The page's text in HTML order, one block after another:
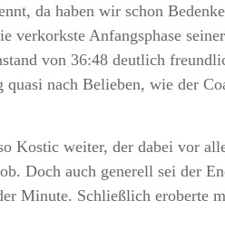
da haben wir schon
verkorkste Anfangsphase
von 36:48 deutlich
nach Belieben, wie der
Kostic weiter, der dabei vor
Doch auch generell sei der
Minute. Schließlich eroberte